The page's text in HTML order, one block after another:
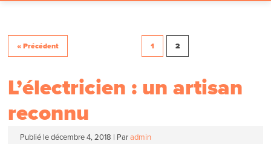
« Précédent 1 2
L’électricien : un artisan
reconnu
Publié le décembre 4, 2018 | Par admin